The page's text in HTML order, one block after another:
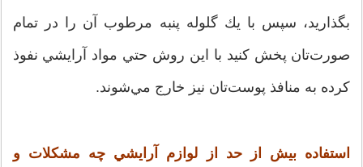
بگذاريد، سپس با يك گلوله پنبه مرطوب آن را در تمام
صورت‌تان پخش كنيد با اين روش حتي مواد آرايشي نفوذ
كرده به منافذ پوست‌تان نيز خارج مي‌شوند.
استفاده بيش از حد از لوازم آرايشي چه مشكلات و